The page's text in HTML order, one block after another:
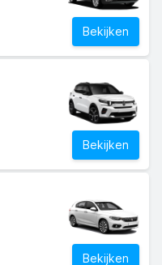
Bekijken
Bekijken
Bekijken